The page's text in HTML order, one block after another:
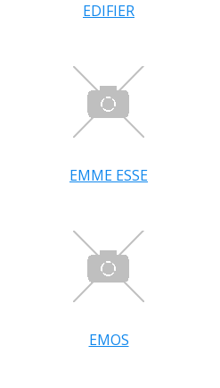
EDIFIER
EMME ESSE
EMOS